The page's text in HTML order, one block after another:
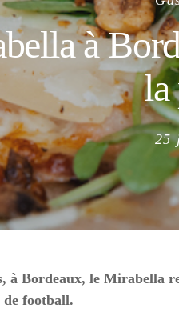
à
la
on
25
Bordeaux, le Mirabella
de football.